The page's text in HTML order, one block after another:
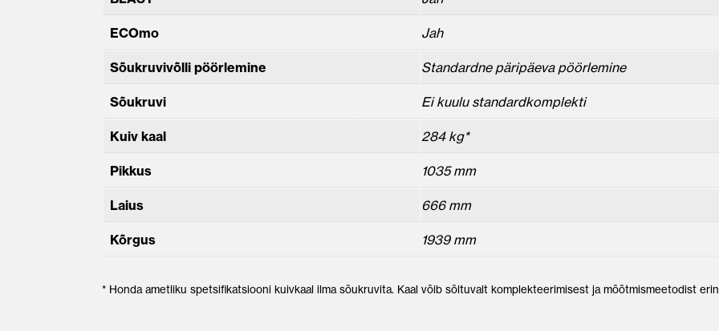
ECOmo Jah
Sõukruvivõlli pöörlemine Standardne päripäeva pöörlemine
Sõukruvi Ei kuulu standardkomplekti
Kuiv kaal 284 kg*
Pikkus 1035 mm
Laius 666 mm
Kõrgus 1939 mm
* Honda ametliku spetsifikatsiooni kuivkaal ilma sõukruvita. Kaal võib sõltuvalt komplekteerimisest ja mõõtmismeetodist